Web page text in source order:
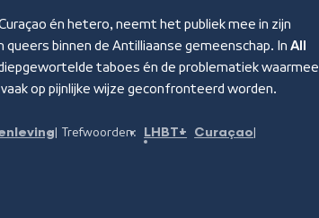
én hetero, neemt het publiek mee in zijn
binnen de Antilliaanse gemeenschap. InAll
taboes én de problematiek waarmee
op pijnlijke wijze geconfronteerd worden.
Trefwoorden: LHBT+ Curaçao